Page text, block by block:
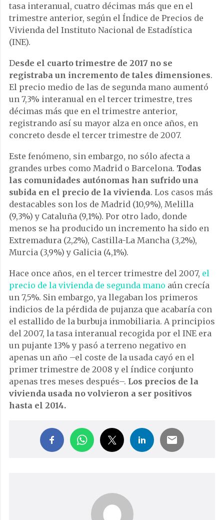
tasa interanual, cuatro décimas más que en el
trimestre anterior, según el Índice de Precios de
Vivienda del Instituto Nacional de Estadística
(INE).
Desde el cuarto trimestre de 2017 no se
registraba un incremento de tales dimensiones.
El precio medio de las de segunda mano aumentó
un 7,3% interanual en el tercer trimestre, tres
décimas más que en el trimestre anterior,
registrando así su mayor alza en once años, en
concreto desde el tercer trimestre de 2007.
Este fenómeno, sin embargo, no sólo afecta a
grandes urbes como Madrid o Barcelona. Todas
las comunidades autónomas han sufrido una
subida en el precio de la vivienda. Los casos más
destacables son los de Madrid (10,9%), Melilla
(9,3%) y Cataluña (9,1%). Por otro lado, donde
menos se ha producido un incremento ha sido en
Extremadura (2,2%), Castilla-La Mancha (3,2%),
Murcia (3,9%) y Galicia (4,1%).
Hace once años, en el tercer trimestre del 2007, el
precio de la vivienda de segunda mano aún crecía
un 7,5%. Sin embargo, ya llegaban los primeros
indicios de la pérdida de pujanza que acabaría con
el estallido de la burbuja inmobiliaria. A principios
del 2007, la tasa interanual recogida por el INE era
un pujante 13% y pasó a terreno negativo en
apenas un año –el coste de la usada cayó en el
primer trimestre de 2008 y el índice conjunto
apenas tres meses después–. Los precios de la
vivienda usada no volvieron a ser positivos
hasta el 2014.